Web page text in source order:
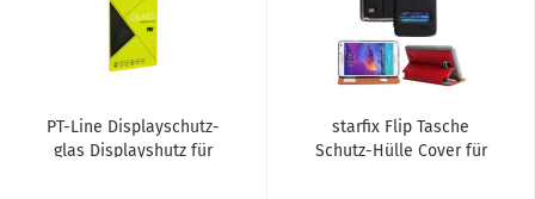
PT-​Line Dis­play­schutz­
glas Dis­plays­hutz für
star­fix Flip Ta­sche
Schutz-​​Hülle Cover für